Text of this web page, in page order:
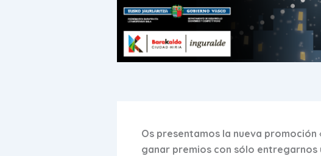
Os presentamos la nueva
ganar premios con sólo entregarnos